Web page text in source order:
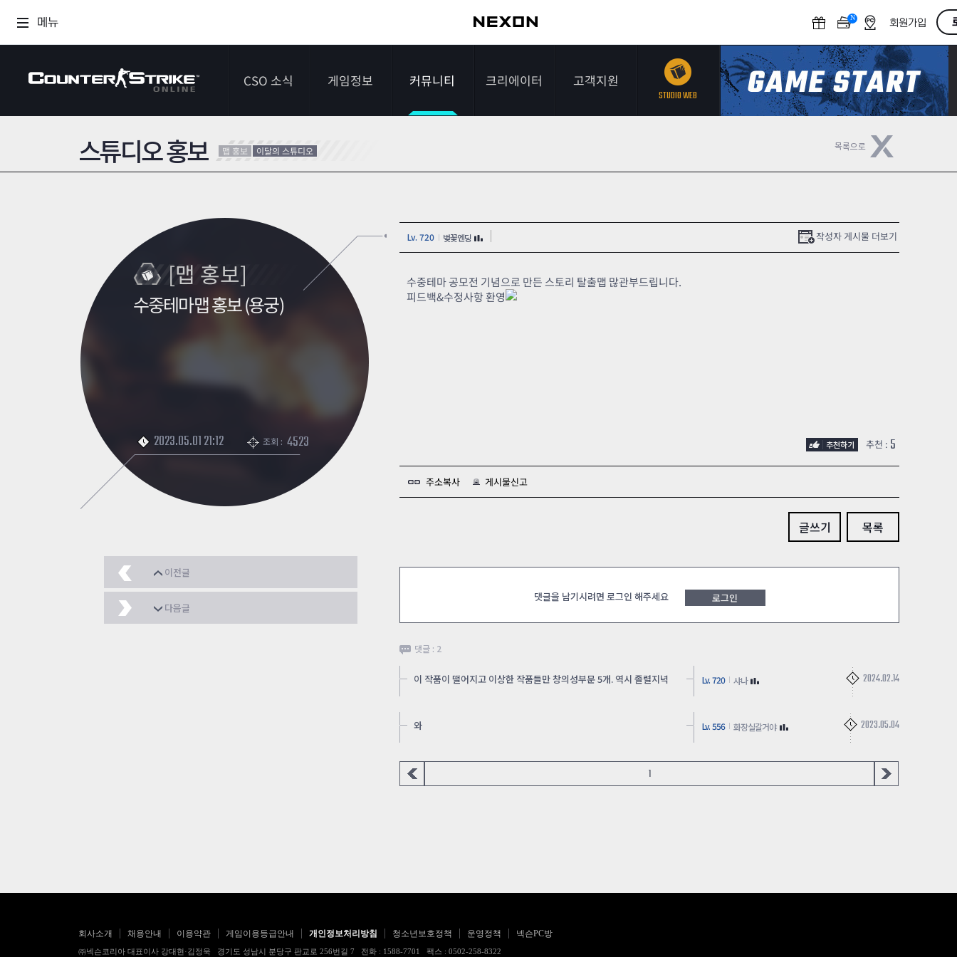
메뉴 N
F
회원가입
CSO 소식
공지사항
게임정보
레벨
NEXON NOW
추가 정보
카스온라인TV
커뮤니티
아이디어게시판
스튜디오 홍보
크리에이터 고객지원
불법 프로그램 신고
STUDIO WEB
스튜디오 홍보 맵 홍보 이달의 스튜디오
[맵 홍보]
수중테마맵 홍보 (용궁)
2023.05.01 21:12 조회 : 4523
이전글
암흑의공간(지옥,암흑)
다음글
Lv. 720 벚꽃엔딩 작성자 게시물 더보기
수중테마 공모전 기념으로 만든 스토리 탈출맵 많관부드립니다.
피드백&수정사항 환영
추천 : 5
주소복사 게시물신고
글쓰기 목록
댓글을 남기시려면 로그인 해주세요 로그인
댓글 : 2
이 작품이 떨어지고 이상한 작품들만 창의성부문 5개. 역시 졸렬지녁 Lv. 720 샤나 2024.02.14
와 Lv. 556 화장실갈거야 2023.05.04
1
회사소개 채용안내 이용약관 게임이용등급안내 개인정보처리방침 청소년보호정책 운영정책 넥슨PC방
㈜넥슨코리아 대표이사 강대현·김정욱 경기도 성남시 분당구 판교로 256번길 7 전화 : 1588-7701 팩스 : 0502-258-8322